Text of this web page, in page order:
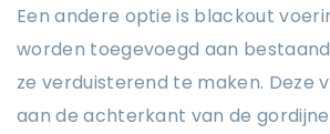
Een andere optie is blackout
worden toegevoegd aan
ze verduisterend te maken. Deze
aan de achterkant van de